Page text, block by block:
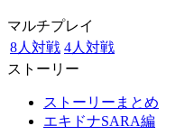
マルチプレイ
8人対戦 4人対戦
ストーリー
ストーリーまとめ
エキドナSARA編